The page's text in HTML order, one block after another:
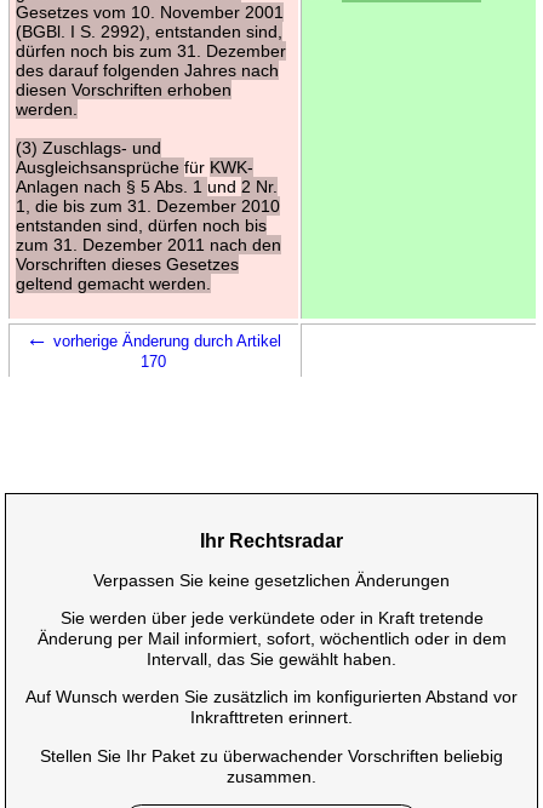
Gesetzes vom 10. November 2001
(BGBl. I S. 2992), entstanden sind,
dürfen noch bis zum 31. Dezember
des darauf folgenden Jahres nach
diesen Vorschriften erhoben
werden.
(3) Zuschlags- und
Ausgleichsansprüche für KWK-
Anlagen nach § 5 Abs. 1 und 2 Nr.
1, die bis zum 31. Dezember 2010
entstanden sind, dürfen noch bis
zum 31. Dezember 2011 nach den
Vorschriften dieses Gesetzes
geltend gemacht werden.
← vorherige Änderung durch Artikel
170
Ihr Rechtsradar
Verpassen Sie keine gesetzlichen Änderungen
Sie werden über jede verkündete oder in Kraft tretende
Änderung per Mail informiert, sofort, wöchentlich oder in dem
Intervall, das Sie gewählt haben.
Auf Wunsch werden Sie zusätzlich im konfigurierten Abstand vor
Inkrafttreten erinnert.
Stellen Sie Ihr Paket zu überwachender Vorschriften beliebig
zusammen.